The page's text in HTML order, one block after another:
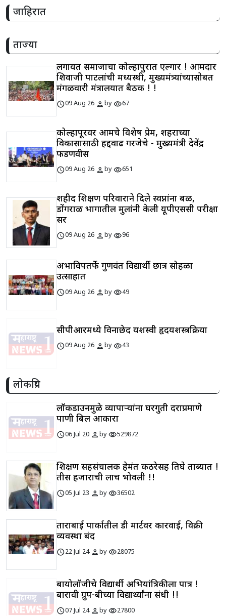
जाहिरात
ताज्या
लिंगायत समाजाचा कोल्हापुरात एल्गार ! आमदार
शिवाजी पाटलांची मध्यस्थी, मुख्यमंत्र्यांच्यासोबत
मंगळवारी मंत्रालयात बैठक ! !
schedule09 Aug 26 personbyvisibility67
कोल्हापूरवर आमचे विशेष प्रेम, शहराच्या
विकासासाठी हद्दवाढ गरजेचे - मुख्यमंत्री देवेंद्र
फडणवीस
schedule09 Aug 26 personbyvisibility651
शहीद शिक्षण परिवाराने दिले स्वप्नांना बळ,
डोंगराळ भागातील मुलांनी केली यूपीएससी परीक्षा
सर
schedule09 Aug 26 personbyvisibility96
अभाविपतर्फे गुणवंत विद्यार्थी छात्र सोहळा
उत्साहात
schedule09 Aug 26 personbyvisibility49
सीपीआरमध्ये विनाछेद यशस्वी हृदयशस्त्रक्रिया
schedule09 Aug 26 personbyvisibility43
लोकप्रिय
लॉकडाउनमुळे व्यापाऱ्यांना घरगुती दराप्रमाणे
पाणी बिल आकारा
schedule06 Jul 20 personbyvisibility529872
शिक्षण सहसंचालक हेमंत कठरेसह तिघे ताब्यात !
तीस हजाराची लाच भोवली !!
schedule05 Jul 23 personbyvisibility36502
ताराबाई पार्कातील डी मार्टवर कारवाई, विक्री
व्यवस्था बंद
schedule22 Jul 24 personbyvisibility28075
बायोलॉजीचे विद्यार्थी अभियांत्रिकीला पात्र !
बारावी ग्रुप-बीच्या विद्यार्थ्यांना संधी !!
schedule07 Jul 24 personbyvisibility27800